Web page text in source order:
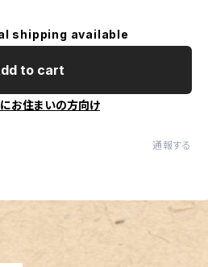
shipping available
to cart
お住まいの方向け
通報する